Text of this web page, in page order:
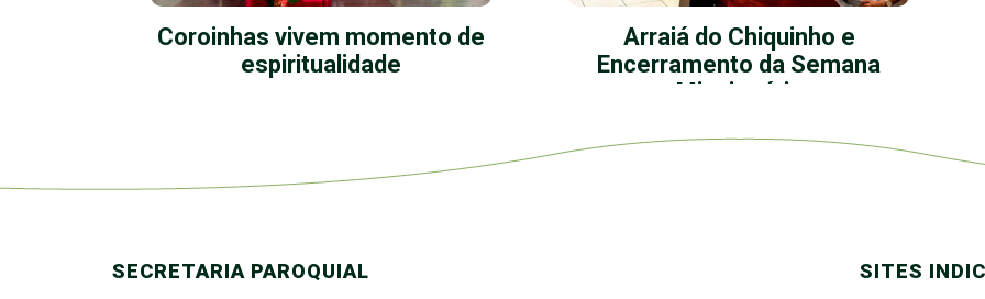
Coroinhas vivem momento de
espiritualidade
Arraiá do Chiquinho e
Encerramento da Semana
Missionária
SECRETARIA PAROQUIAL SITES